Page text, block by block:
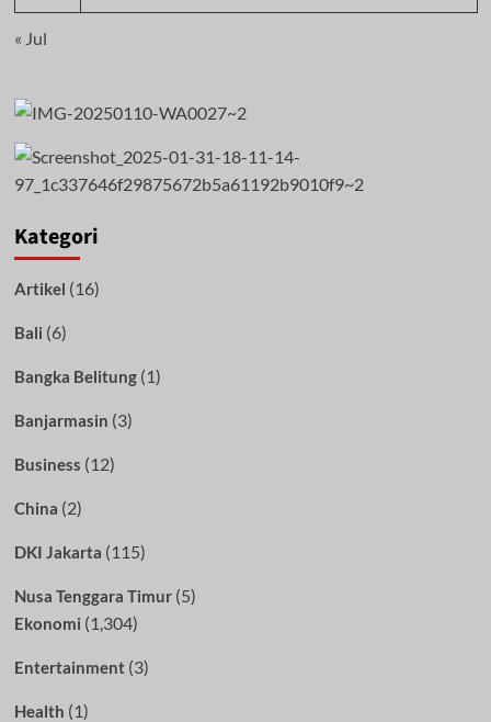
« Jul
Kategori
Artikel (16)
Bali (6)
Bangka Belitung(1)
Banjarmasin (3)
Business (12)
China (2)
DKI Jakarta (115)
Nusa Tenggara Timur(5)
Ekonomi (1,304)
Entertainment(3)
Health (1)